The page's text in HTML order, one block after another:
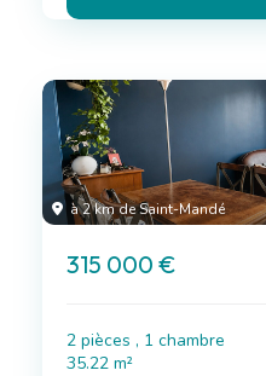
à 2 km de Saint-Mandé
315 000 €
2 pièces , 1 chambre
35.22 m²